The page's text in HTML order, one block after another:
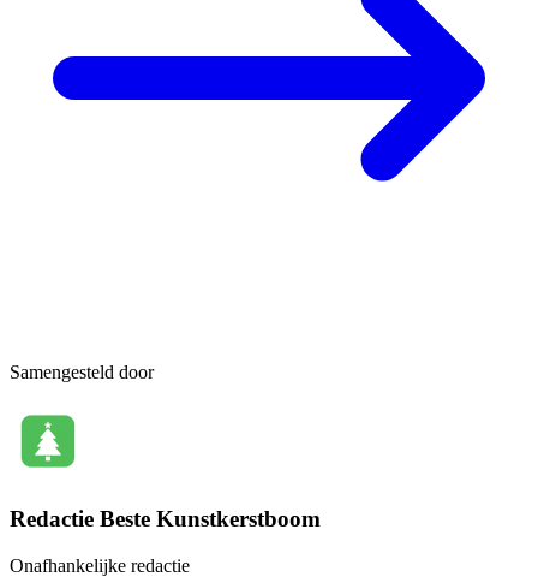
Samengesteld door
Redactie Beste Kunstkerstboom
Onafhankelijke redactie